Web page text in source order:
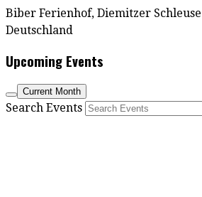
Biber Ferienhof, Diemitzer
Deutschland
Upcoming Events
Current Month
Search Events